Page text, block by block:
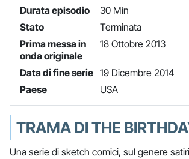
Durata episodio
30 Min
Stato
Terminata
Prima messa in
onda originale
18 Ottobre 2013
Data di fine serie 19 Dicembre 2014
Paese
USA
TRAMA DI THE
Una serie di sketch comici, sul genere